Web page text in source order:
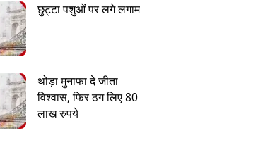
छुट्टा पशुओं पर लगे लगाम
थोड़ा मुनाफा दे जीता
विश्वास, फिर ठग लिए 80
लाख रुपये